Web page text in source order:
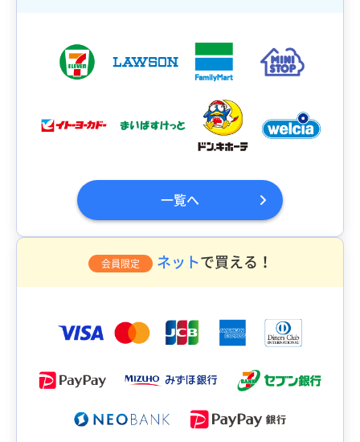
一覧へ
会員限定 ネットで買える！